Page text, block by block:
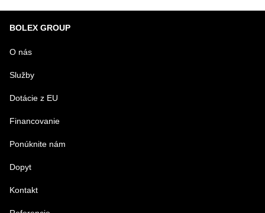
BOLEX GROUP
O nás
Služby
Dotácie z EU
Financovanie
Ponúknite nám
Dopyt
Kontakt